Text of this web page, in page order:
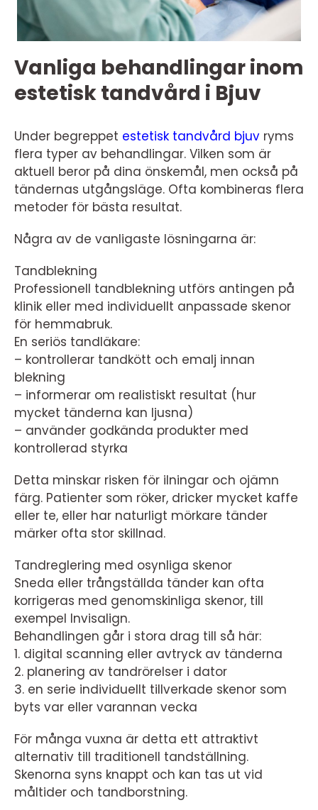
Vanliga behandlingar inom
estetisk tandvård i Bjuv
Under begreppet estetisk tandvård bjuv ryms
flera typer av behandlingar. Vilken som är
aktuell beror på dina önskemål, men också på
tändernas utgångsläge. Ofta kombineras flera
metoder för bästa resultat.
Några av de vanligaste lösningarna är:
Tandblekning
Professionell tandblekning utförs antingen på
klinik eller med individuellt anpassade skenor
för hemmabruk.
En seriös tandläkare:
– kontrollerar tandkött och emalj innan
blekning
– informerar om realistiskt resultat (hur
mycket tänderna kan ljusna)
– använder godkända produkter med
kontrollerad styrka
Detta minskar risken för ilningar och ojämn
färg. Patienter som röker, dricker mycket kaffe
eller te, eller har naturligt mörkare tänder
märker ofta stor skillnad.
Tandreglering med osynliga skenor
Sneda eller trångställda tänder kan ofta
korrigeras med genomskinliga skenor, till
exempel Invisalign.
Behandlingen går i stora drag till så här:
1. digital scanning eller avtryck av tänderna
2. planering av tandrörelser i dator
3. en serie individuellt tillverkade skenor som
byts var eller varannan vecka
För många vuxna är detta ett attraktivt
alternativ till traditionell tandställning.
Skenorna syns knappt och kan tas ut vid
måltider och tandborstning.